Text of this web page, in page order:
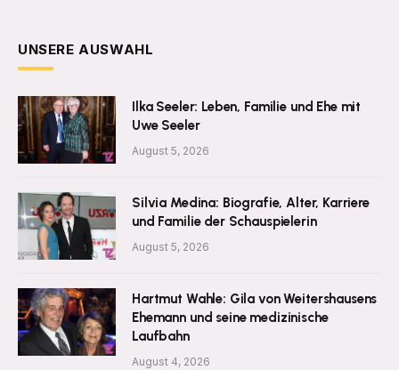
UNSERE AUSWAHL
Ilka Seeler: Leben, Familie und Ehe mit
Uwe Seeler
August 5, 2026
Silvia Medina: Biografie, Alter, Karriere
und Familie der Schauspielerin
August 5, 2026
Hartmut Wahle: Gila von Weitershausens
Ehemann und seine medizinische
Laufbahn
August 4, 2026